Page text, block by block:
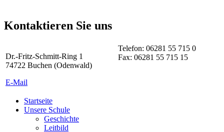
Kontaktieren Sie uns
Dr.-Fritz-Schmitt-Ring 1
74722 Buchen (Odenwald)
E-Mail
Telefon: 06281 55 715 0
Fax: 06281 55 715 15
Startseite
Unsere Schule
Geschichte
Leitbild